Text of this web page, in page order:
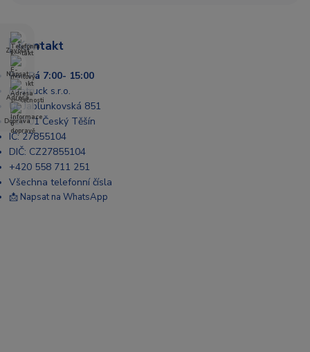
Zavolat
Napsat
Adresa
Doprava
Kontakt
Po- Pá 7:00- 15:00
Enatruck s.r.o.
Ul. Jablunkovská 851
737 01 Český Těšín
IČ: 27855104
DIČ: CZ27855104
+420 558 711 251
Všechna telefonní čísla
📩 Napsat na WhatsApp